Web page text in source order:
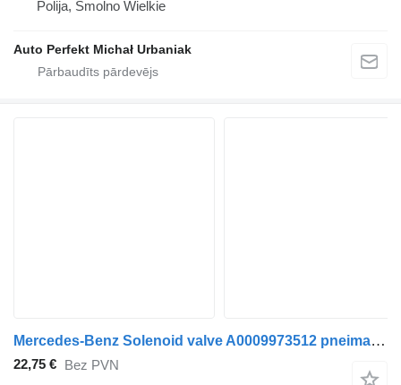
Polija, Smolno Wielkie
Auto Perfekt Michał Urbaniak
Mercedes-Benz Solenoid valve A0009973512 pneimatiskais vārsts paredzēts Mercedes-Benz Actros vilcēja
22,75 € Bez PVN